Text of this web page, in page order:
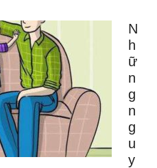
N
h
ữ
n
g
n
g
u
y